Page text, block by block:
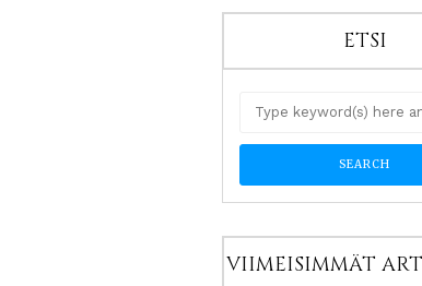
ETSI
VIIMEISIMMÄT